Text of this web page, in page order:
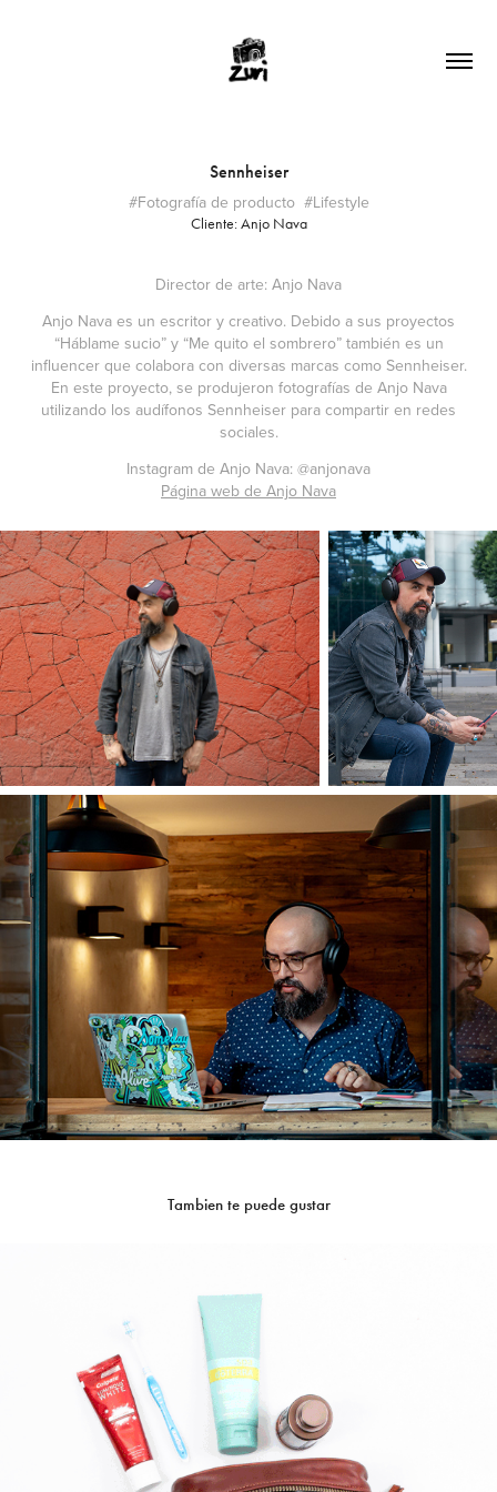
Sennheiser
#Fotografía de producto  #Lifestyle
Cliente: Anjo Nava
Director de arte: Anjo Nava
Anjo Nava es un escritor y creativo. Debido a sus proyectos
“Háblame sucio” y “Me quito el sombrero” también es un
influencer que colabora con diversas marcas como Sennheiser.
En este proyecto, se produjeron fotografías de Anjo Nava
utilizando los audífonos Sennheiser para compartir en redes
sociales.
Instagram de Anjo Nava: @anjonava
Página web de Anjo Nava
Tambien te puede gustar